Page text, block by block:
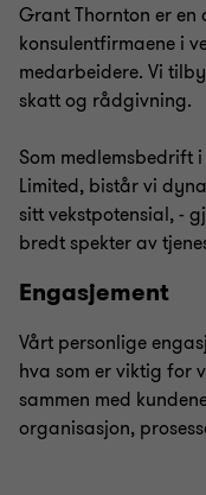
Grant Thornton er en
konsulentfirmaene i
medarbeidere. Vi
skatt og rådgivning.
Som medlemsbedrift
Limited, bistår vi
sitt vekstpotensial, -
bredt spekter av
Engasjement
Vårt personlige
hva som er viktig for
sammen med
organisasjon,